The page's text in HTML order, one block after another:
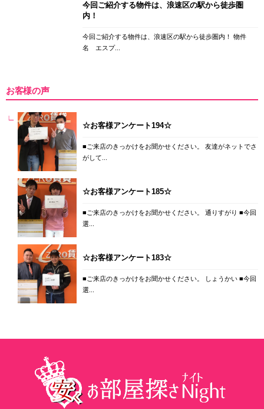
今回ご紹介する物件は、浪速区の駅から徒歩圏
内！
今回ご紹介する物件は、浪速区の駅から徒歩圏内！ 物件
名 エスプ...
お客様の声
☆お客様アンケート194☆
■ご来店のきっかけをお聞かせください。 友達がネットでさ
がして...
☆お客様アンケート185☆
■ご来店のきっかけをお聞かせください。 通りすがり ■今回
選...
☆お客様アンケート183☆
■ご来店のきっかけをお聞かせください。 しょうかい ■今回
選...